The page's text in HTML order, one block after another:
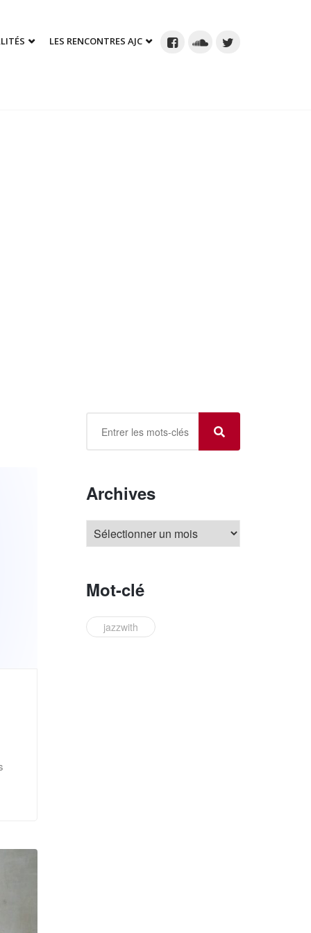
LES RENCONTRES AJC
Archives
Mot-clé
jazzwith